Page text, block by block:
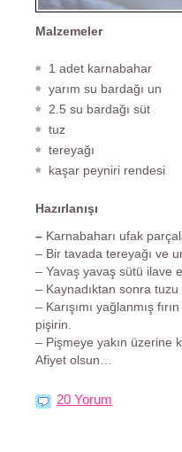
Malzemeler
1 adet karnabahar
yarım su bardağı un
2.5 su bardağı süt
tuz
tereyağı
kaşar peyniri rendesi
Hazırlanışı
– Karnabaharı ufak
– Bir tavada tereyağı ve
– Yavaş yavaş sütü ilave
– Kaynadıktan sonra
– Karışımı yağlanmış
pişirin.
– Pişmeye yakın üzerine
Afiyet olsun…
20 Yorum